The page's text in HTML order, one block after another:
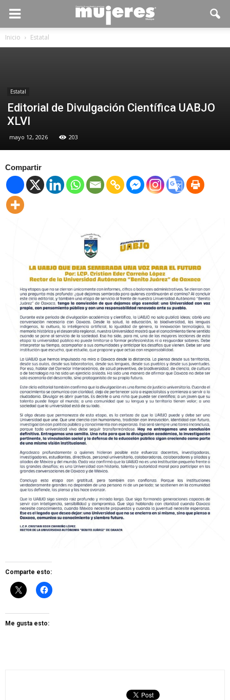
Inicio Estatal
Estatal
Editorial de Divulgación Científica UABJO
XLVI
mayo 12, 2026 203
Compartir
Comparte esto:
Me gusta esto: